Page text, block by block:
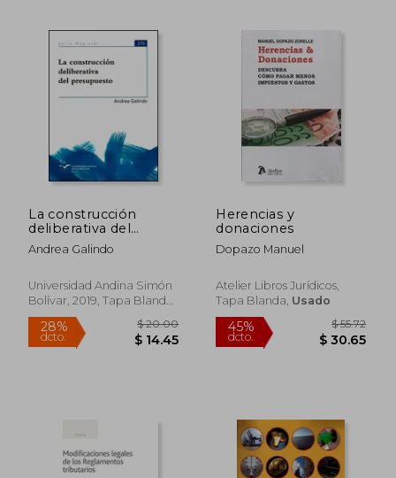
45%
dcto. $ 25.66
15%
La construcción
deliberativa del
presupuesto
Andrea Galindo
Universidad Andina Simón
Bolívar, 2019, Tapa Blanda,
Nuevo
Herencias y
donaciones
Dopazo Manuel
Atelier Libros Jurídicos,
Tapa Blanda, Usado